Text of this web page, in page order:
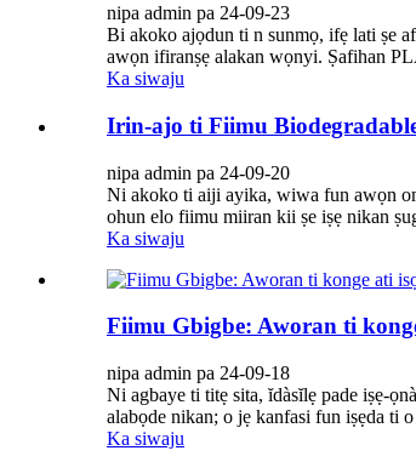
nipa admin pa 24-09-23
Bi akoko ajọdun ti n sunmọ, ifẹ lati ṣe
awọn ifiranṣẹ alakan wọnyi. Ṣafihan
Ka siwaju
Irin-ajo ti Fiimu
nipa admin pa 24-09-20
Ni akoko ti aiji ayika, wiwa fun awọn
ohun elo fiimu miiran kii ṣe iṣẹ nikan
Ka siwaju
Fiimu Gbigbe: Aworan ti
nipa admin pa 24-09-18
Ni agbaye ti titẹ sita, ĭdàsĭlẹ pade iṣẹ-
alabọde nikan; o jẹ kanfasi fun iṣẹda ti
Ka siwaju